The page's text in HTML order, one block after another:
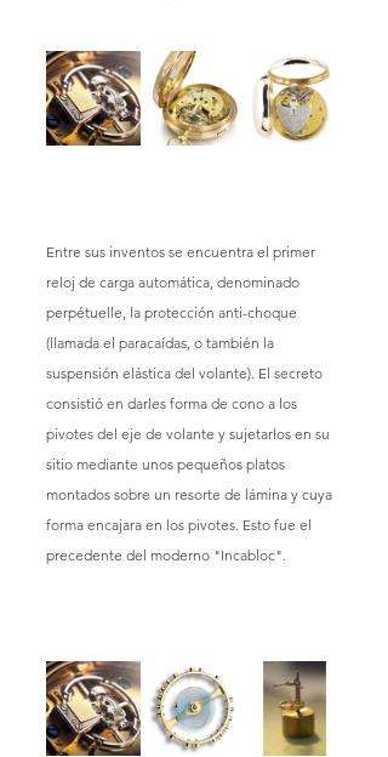
Entre sus inventos se encuentra el primer
reloj de carga automática, denominado
perpétuelle, la protección anti-choque
(llamada el paracaídas, o también la
suspensión elástica del volante). El secreto
consistió en darles forma de cono a los
pivotes del eje de volante y sujetarlos en su
sitio mediante unos pequeños platos
montados sobre un resorte de lámina y cuya
forma encajara en los pivotes. Esto fue el
precedente del moderno "Incabloc".